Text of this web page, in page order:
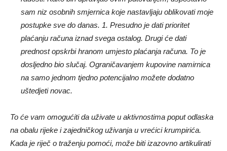
sam niz osobnih smjernica koje nastavljaju oblikovati moje
postupke sve do danas. 1. Presudno je dati prioritet
plaćanju računa iznad svega ostalog. Drugi će dati
prednost opskrbi hranom umjesto plaćanja računa. To je
dosljedno bio slučaj. Ograničavanjem kupovine namirnica
na samo jednom tjedno potencijalno možete dodatno
uštedjeti novac.
To će vam omogućiti da uživate u aktivnostima poput odlaska
na obalu rijeke i zajedničkog uživanja u vrećici krumpirića.
Kada je riječ o traženju pomoći, može biti izazovno artikulirati